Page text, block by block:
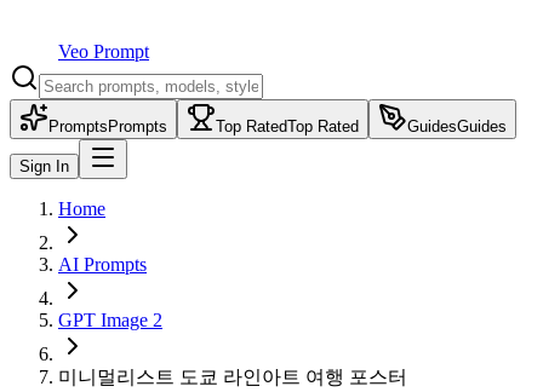
Veo Prompt
Prompts Prompts Top RatedTop Rated GuidesGuides
Sign In
Home
AI Prompts
GPT Image 2
미니멀리스트 도쿄 라인아트 여행 포스터